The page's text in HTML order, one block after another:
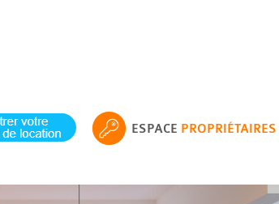
ESPACE PROPRIÉTAIRES